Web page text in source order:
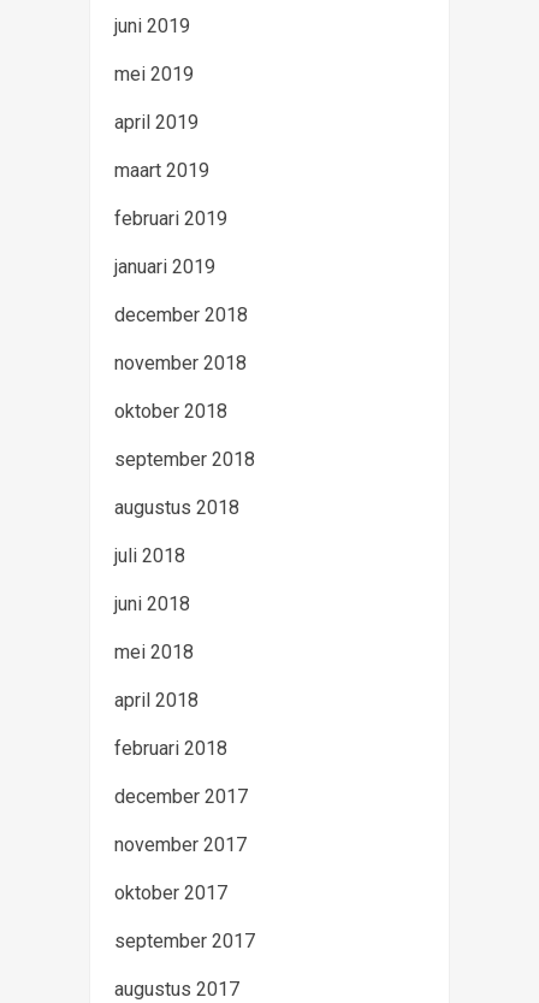
juni 2019
mei 2019
april 2019
maart 2019
februari 2019
januari 2019
december 2018
november 2018
oktober 2018
september 2018
augustus 2018
juli 2018
juni 2018
mei 2018
april 2018
februari 2018
december 2017
november 2017
oktober 2017
september 2017
augustus 2017